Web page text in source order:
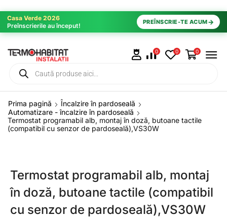
Casa Verde 2026
Preînscrierile au început!
PREÎNSCRIE-TE ACUM→
0 0 0
Prima pagină
Încalzire în pardoseală
Automatizare - încalzire în pardoseală
Termostat programabil alb, montaj în doză, butoane tactile
(compatibil cu senzor de pardoseală),VS30W
Termostat programabil alb, montaj
în doză, butoane tactile (compatibil
cu senzor de pardoseală),VS30W